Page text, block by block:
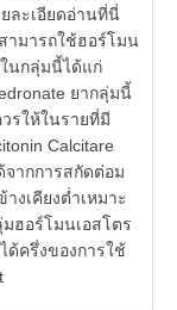
ละเอียดอ่านที่นี่
ามารถใช้ฮอร์โมน
นกลุ่มนี้ได้แก่
ยากลุ่มนี้
รให้ในรายที่มี
Calcitare
จากการสกัดต่อม
งเคียงต่ำเหมาะ
ฮอร์โมนเอสโตร
ด้ครึ่งของการใช้